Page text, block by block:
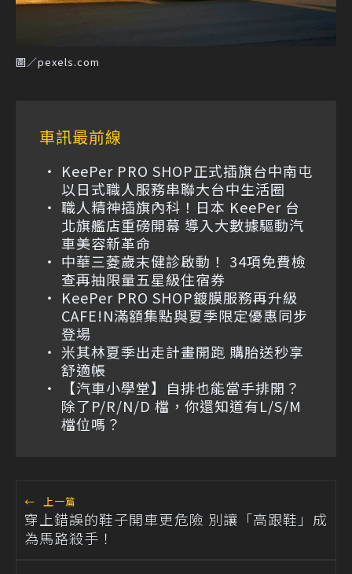
圖／pexels.com
車訊最前線
KeePer PRO SHOP正式插旗台中南屯
以日式職人服務串聯大台中生活圈
職人精神插旗內科！日本 KeePer 台
北旗艦店重磅開幕 導入大數據驅動汽
車美容新革命
中華三菱歲末健診啟動！ 34項免費檢
查再抽限量五星級住宿券
KeePer PRO SHOP鍍膜服務再升級
CAFE!N滿額集點與夏季限定優惠同步
登場
米其林夏季出走計畫開跑 購胎送秒享
舒適帳
【汽車小學堂】自排也能當手排開？
除了P/R/N/D 檔，你還知道有L/S/M
檔位嗎？
← 上一篇
穿上錯誤的鞋子開車更危險 別讓「高跟鞋」成
為馬路殺手！